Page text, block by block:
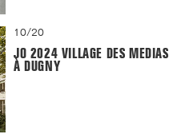
10/20
JO 2024 VILLAGE DES MEDIAS
À DUGNY